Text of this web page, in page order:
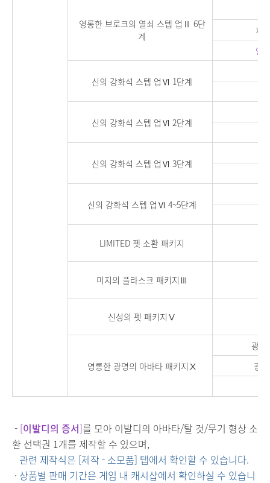
영롱한 브로크의 열쇠 스텝 업Ⅱ 6단
계
희
영
신의 강화석 스텝 업Ⅵ 1단계
신의 강화석 스텝 업Ⅵ 2단계
신의 강화석 스텝 업Ⅵ 3단계
신의 강화석 스텝 업Ⅵ 4~5단계
LIMITED 펫 소환 패키지
미지의 플라스크 패키지Ⅲ
신성의 펫 패키지Ⅴ
영롱한 광명의 아바타 패키지Ⅹ
광명
광
- [이발디의 증서]를 모아 이발디의 아바타/탈 것/무기 형상 소
환 선택권 1개를 제작할 수 있으며,
관련 제작식은 [제작 - 소모품] 탭에서 확인할 수 있습니다.
· 상품별 판매 기간은 게임 내 캐시샵에서 확인하실 수 있습니